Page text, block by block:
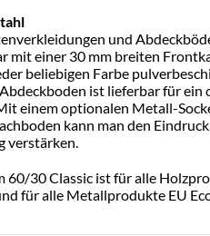
und
mit einer 30 mm breiten
beliebigen Farbe
ist lieferbar für ein
einem optionalen Metall-
kann man den
verstärken.
60/30 Classic ist für alle
für alle Metallprodukte EU